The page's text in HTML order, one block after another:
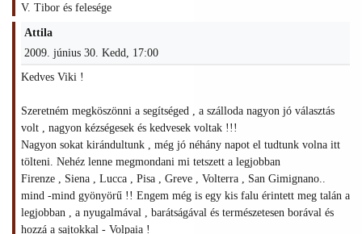
V. Tibor és felesége
Attila
2009. június 30. Kedd, 17:00
Kedves Viki !
Szeretném megköszönni a segítséged , a szálloda nagyon jó választás
volt , nagyon kézségesek és kedvesek voltak !!!
Nagyon sokat kirándultunk , még jó néhány napot el tudtunk volna itt
tölteni. Nehéz lenne megmondani mi tetszett a legjobban
Firenze , Siena , Lucca , Pisa , Greve , Volterra , San Gimignano..
mind -mind gyönyörű !! Engem még is egy kis falu érintett meg talán a
legjobban , a nyugalmával , barátságával és természetesen borával és
hozzá a sajtokkal - Volpaia !